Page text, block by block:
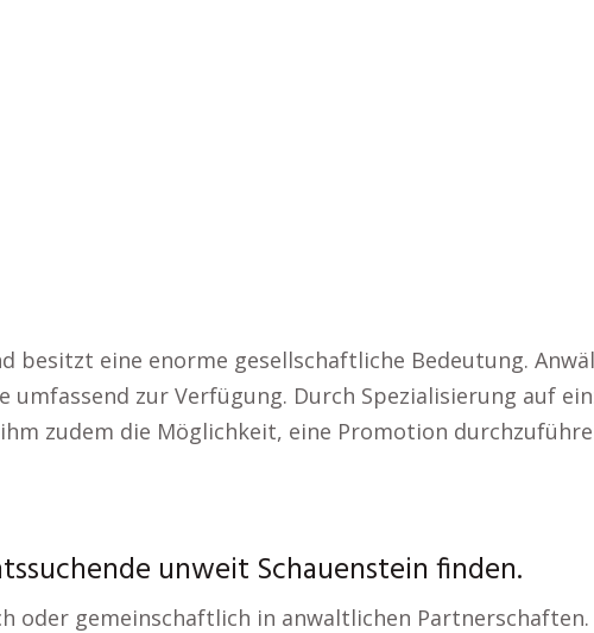
besitzt eine enorme gesellschaftliche Bedeutung.
zur Verfügung. Durch Spezialisierung auf
zudem die Möglichkeit, eine Promotion
unweit Schauenstein finden.
oder gemeinschaftlich in anwaltlichen Partnerschaften.